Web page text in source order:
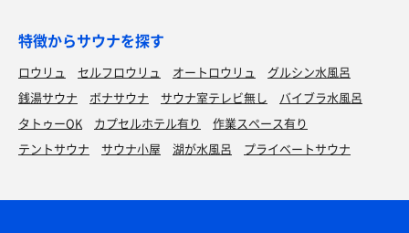
特徴からサウナを探す
ロウリュ セルフロウリュ オートロウリュ
グルシン水風呂
銭湯サウナ
ボナサウナ サウナ室テレビ無し
バイブラ水風呂
タトゥーOK
カプセルホテル有り
作業スペース有り
テントサウナ
サウナ小屋 湖が水風呂 プライベートサウナ